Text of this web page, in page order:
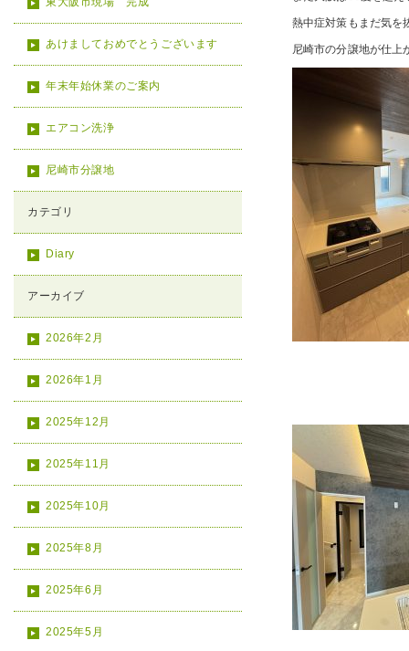
あけましておめでとうございます
年末年始休業のご案内
エアコン洗浄
尼崎市分譲地
カテゴリ
Diary
アーカイブ
2026年2月
2026年1月
2025年12月
2025年11月
2025年10月
2025年8月
2025年6月
2025年5月
熱中症対策もまだ気を
尼崎市の分譲地が仕上